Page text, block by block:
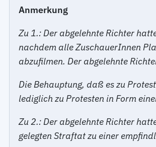
Anmerkung
Zu 1.: Der abgelehnte Richter
nachdem alle ZuschauerInnen
abzufilmen. Der abgelehnte
Die Behauptung, daß es zu
lediglich zu Protesten in Form
Zu 2.: Der abgelehnte Richter
gelegten Straftat zu einer